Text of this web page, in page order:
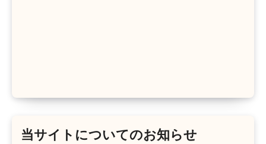
当サイトについてのお知らせ